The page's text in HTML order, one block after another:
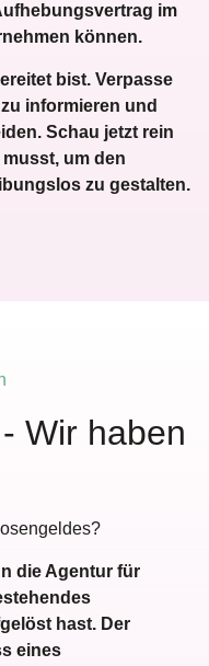
im
können.
bist. Verpasse
informieren und
Schau jetzt rein
um den
zu gestalten.
- Wir haben
die Agentur für
hast. Der
eines